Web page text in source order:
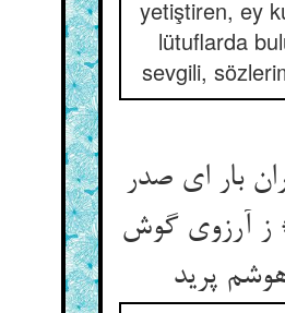
yetiştiren, ey
lütuflarda
sevgili,
بار ای صدر
ز آرزوی گوش
پرید